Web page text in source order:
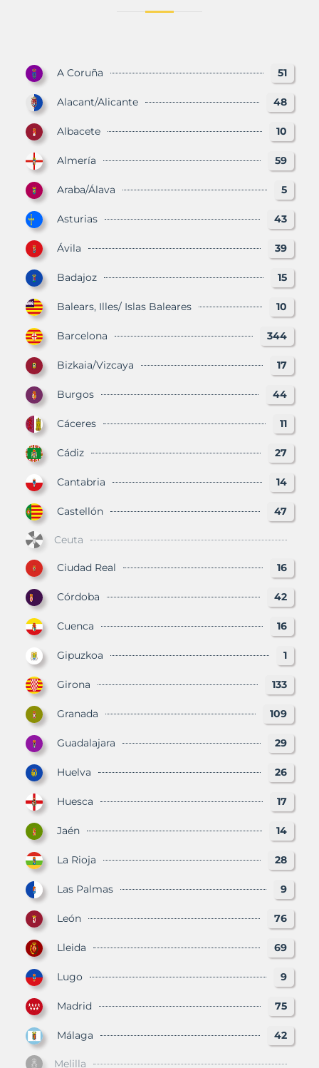
A Coruña 51
Alacant/Alicante 48
Albacete 10
Almería 59
Araba/Álava 5
Asturias 43
Ávila 39
Badajoz 15
Balears, Illes/ Islas Baleares 10
Barcelona 344
Bizkaia/Vizcaya 17
Burgos 44
Cáceres 11
Cádiz 27
Cantabria 14
Castellón 47
Ceuta
Ciudad Real 16
Córdoba 42
Cuenca 16
Gipuzkoa 1
Girona 133
Granada 109
Guadalajara 29
Huelva 26
Huesca 17
Jaén 14
La Rioja 28
Las Palmas 9
León 76
Lleida 69
Lugo 9
Madrid 75
Málaga 42
Melilla